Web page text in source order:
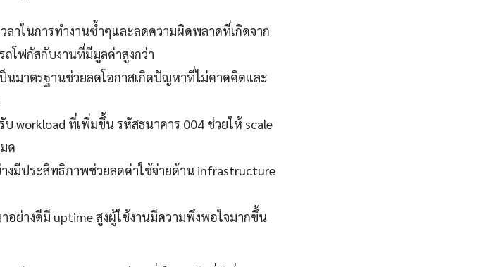
ลาในการทำงานซ้ำๆและลดความผิดพลาดที่เกิดจาก
โฟกัสกับงานที่มีมูลค่าสูงกว่า
นมาตรฐานช่วยลดโอกาสเกิดปัญหาที่ไม่คาดคิดและ
บ workload ที่เพิ่มขึ้น รหัสธนาคาร 004 ช่วยให้ scale
ด
งมีประสิทธิภาพช่วยลดค่าใช้จ่ายด้าน infrastructure
ย่างดีมี uptime สูงผู้ใช้งานมีความพึงพอใจมากขึ้น